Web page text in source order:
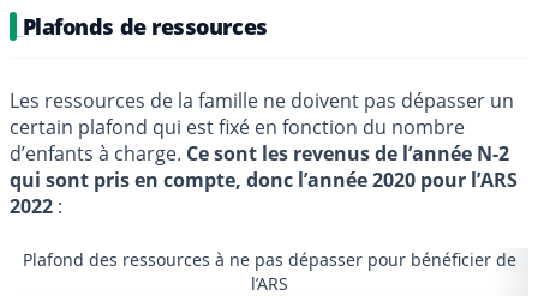
Plafonds de ressources
Les ressources de la famille ne doivent pas dépasser un
certain plafond qui est fixé en fonction du nombre
d’enfants à charge. Ce sont les revenus de l’année N-2
qui sont pris en compte, donc l’année 2020 pour l’ARS
2022 :
Plafond des ressources à ne pas dépasser pour bénéficier de
l’ARS